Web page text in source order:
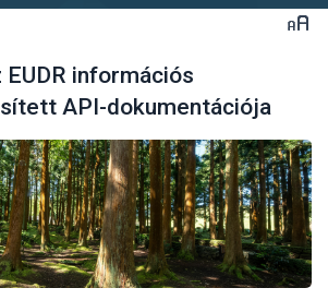
információs
API-dokumentációja